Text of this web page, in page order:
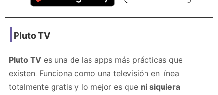
Pluto TV
Pluto TV es una de las apps más prácticas que
existen. Funciona como una televisión en línea
totalmente gratis y lo mejor es que ni siquiera